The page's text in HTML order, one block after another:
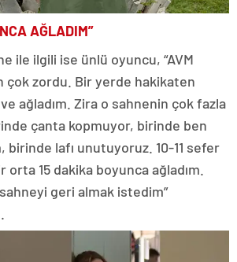
AĞLADIM”
ile ilgili ise ünlü oyuncu, “AVM
çok zordu. Bir yerde hakikaten
ağladım. Zira o sahnenin çok fazla
çanta kopmuyor, birinde ben
birinde lafı unutuyoruz. 10-11 sefer
15 dakika boyunca ağladım.
geri almak istedim”